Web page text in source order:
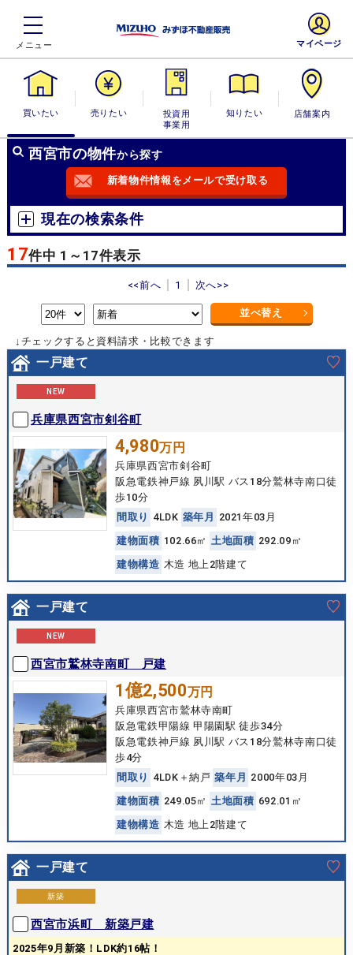
買いたい 売りたい
投資用・事業
用
知りたい 店舗案内
マイページ
西宮市の物件から探す
新着物件情報をメールで受け取る
現在の検索条件
17件中 1～17件表示
<<前へ 1 次へ>>
並べ替え
↓チェックすると資料請求・比較できます
一戸建て
NEW
兵庫県西宮市剣谷町
4,980万円
兵庫県西宮市剣谷町
阪急電鉄神戸線 夙川駅 バス18分鷲林寺南口徒
歩10分
間 取 り 4LDK 築年 月
2021年03月
建物面積 102.66㎡ 土地面積 292.09㎡
建物構造 木造 地上2階建て
一戸建て
NEW
西宮市鷲林寺南町 戸建
1億2,500万円
兵庫県西宮市鷲林寺南町
阪急電鉄甲陽線 甲陽園駅 徒歩34分
阪急電鉄神戸線 夙川駅 バス18分鷲林寺南口徒
歩4分
間 取 り 4LDK＋納戸 築年 月 2000年03月
建物面積 249.05㎡ 土地面積 692.01㎡
建物構造 木造 地上2階建て
一戸建て
新築
西宮市浜町 新築戸建
2025年9月新築！LDK約16帖！